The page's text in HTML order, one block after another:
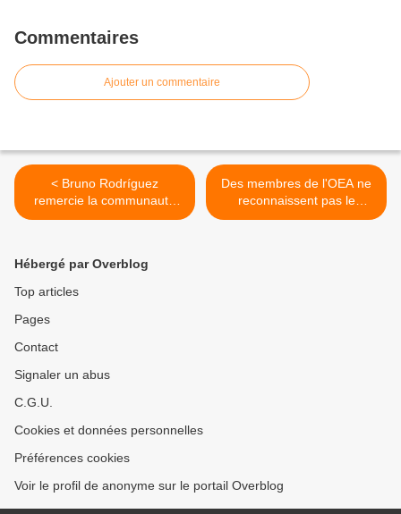
Commentaires
Ajouter un commentaire
< Bruno Rodríguez
remercie la communauté
internationale de son
Des membres de l'OEA ne
reconnaissent pas le
représentant vénézuélien
Hébergé par Overblog
Top articles
Pages
Contact
Signaler un abus
C.G.U.
Cookies et données personnelles
Préférences cookies
Voir le profil de anonyme sur le portail Overblog